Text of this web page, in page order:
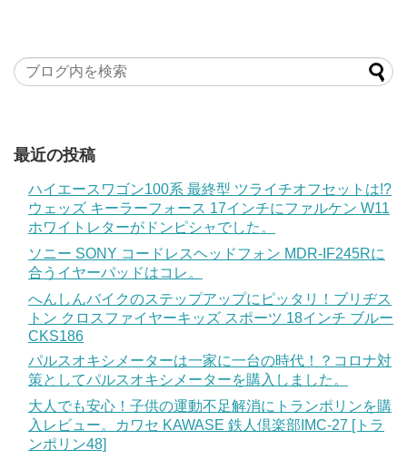
最近の投稿
ハイエースワゴン100系 最終型 ツライチオフセットは!?
ウェッズ キーラーフォース 17インチにファルケン W11
ホワイトレターがドンピシャでした。
ソニー SONY コードレスヘッドフォン MDR-IF245Rに
合うイヤーパッドはコレ。
へんしんバイクのステップアップにピッタリ！ブリヂス
トン クロスファイヤーキッズ スポーツ 18インチ ブルー
CKS186
パルスオキシメーターは一家に一台の時代！？コロナ対
策としてパルスオキシメーターを購入しました。
大人でも安心！子供の運動不足解消にトランポリンを購
入レビュー。カワセ KAWASE 鉄人倶楽部IMC-27 [トラ
ンポリン48]